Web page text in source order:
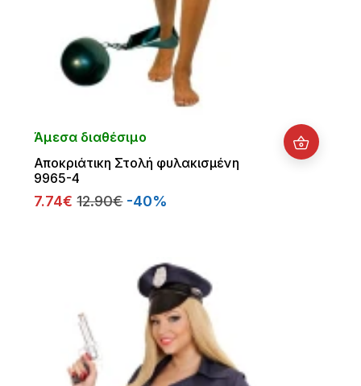
Άμεσα διαθέσιμο
Αποκριάτικη Στολή φυλακισμένη
9965-4
7.74€ 12.90€ -40%